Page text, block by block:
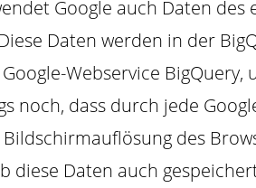
Google auch Daten
Daten werden in der
Webservice
noch, dass durch jede
des
diese Daten auch